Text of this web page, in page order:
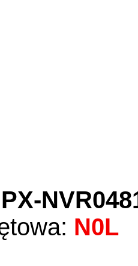
PX-
N0L